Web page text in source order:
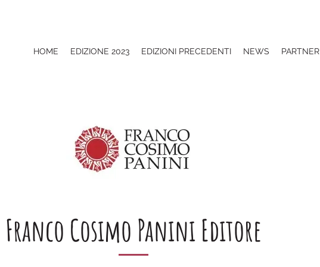
HOME EDIZIONE 2023 EDIZIONI PRECEDENTI NEWS PARTNER
Franco Cosimo Panini Editore